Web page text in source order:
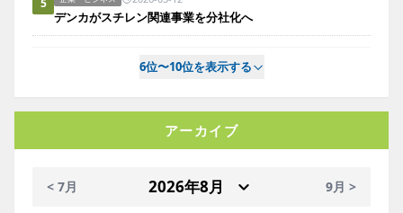
5
デンカがスチレン関連事業を分社化へ
6位〜10位を表示する
アーカイブ
< 7月 9月 >